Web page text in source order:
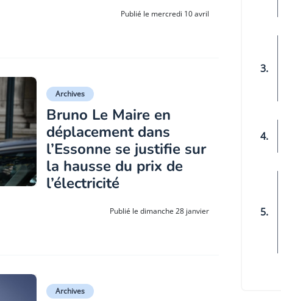
Publié le mercredi 10 avril
Archives
Bruno Le Maire en
déplacement dans
l’Essonne se justifie sur
la hausse du prix de
l’électricité
Publié le dimanche 28 janvier
Archives
3.
4.
5.